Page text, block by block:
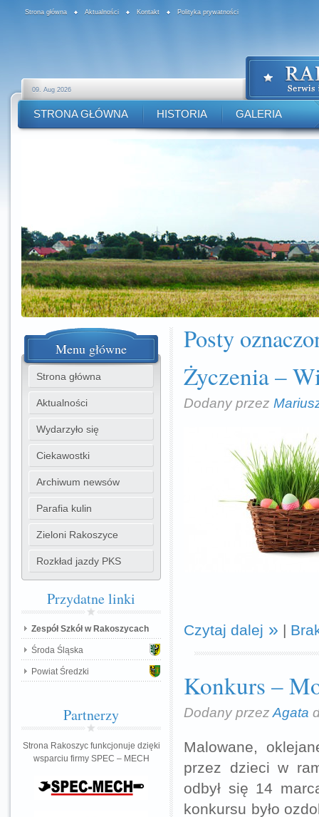
Strona główna Aktualności Kontakt Polityka prywatności
09. Aug 2026
STRONA GŁÓWNA HISTORIA GALERIA
Posty
Życzenia –
Dodany przez
Czytaj dalej |
Konkurs –
Dodany przez Agata
Malowane,
przez dzieci w
odbył się 14
konkursu było
Menu główne
Strona główna
Aktualności
Wydarzyło się
Ciekawostki
Archiwum newsów
Parafia kulin
Zieloni Rakoszyce
Rozkład jazdy PKS
Przydatnelinki
Zespół Szkół w Rakoszycach
Środa Śląska
Powiat Średzki
Partnerzy
Strona Rakoszyc funkcjonuje dzięki
wsparciu firmy SPEC – MECH